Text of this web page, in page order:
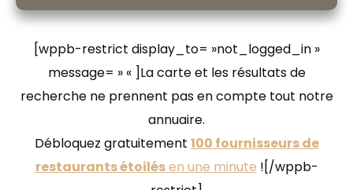
[wppb-restrict display_to= »not_logged_in »
message= » « ]La carte et les résultats de
recherche ne prennent pas en compte tout notre
annuaire.
Débloquez gratuitement 100 fournisseurs de
restaurants étoilésen une minute ![/wppb-